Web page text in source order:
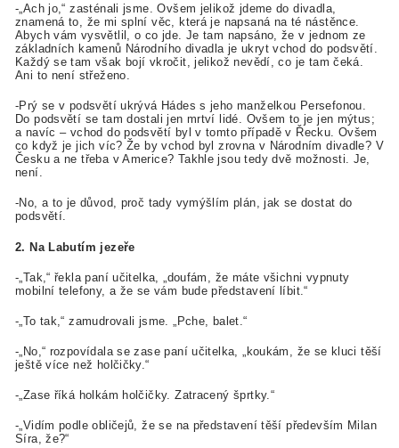
-„Ach jo,“ zasténali jsme. Ovšem jelikož jdeme do divadla,
znamená to, že mi splní věc, která je napsaná na té nástěnce.
Abych vám vysvětlil, o co jde. Je tam napsáno, že v jednom ze
základních kamenů Národního divadla je ukryt vchod do podsvětí.
Každý se tam však bojí vkročit, jelikož nevědí, co je tam čeká.
Ani to není střeženo.
-Prý se v podsvětí ukrývá Hádes s jeho manželkou Persefonou.
Do podsvětí se tam dostali jen mrtví lidé. Ovšem to je jen mýtus;
a navíc – vchod do podsvětí byl v tomto případě v Řecku. Ovšem
co když je jich víc? Že by vchod byl zrovna v Národním divadle? V
Česku a ne třeba v Americe? Takhle jsou tedy dvě možnosti. Je,
není.
-No, a to je důvod, proč tady vymýšlím plán, jak se dostat do
podsvětí.
2. Na Labutím jezeře
-„Tak,“ řekla paní učitelka, „doufám, že máte všichni vypnuty
mobilní telefony, a že se vám bude představení líbit.“
-„To tak,“ zamudrovali jsme. „Pche, balet.“
-„No,“ rozpovídala se zase paní učitelka, „koukám, že se kluci těší
ještě více než holčičky.“
-„Zase říká holkám holčičky. Zatracený šprtky.“
-„Vidím podle obličejů, že se na představení těší především Milan
Síra, že?“